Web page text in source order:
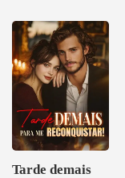
Tarde demais